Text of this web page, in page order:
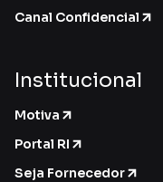
Canal Confidencial
Institucional
Motiva
Portal RI
Seja Fornecedor